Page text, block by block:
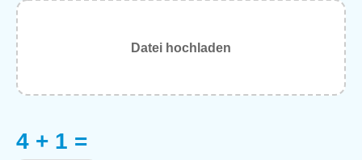
Datei hochladen
4 + 1 =